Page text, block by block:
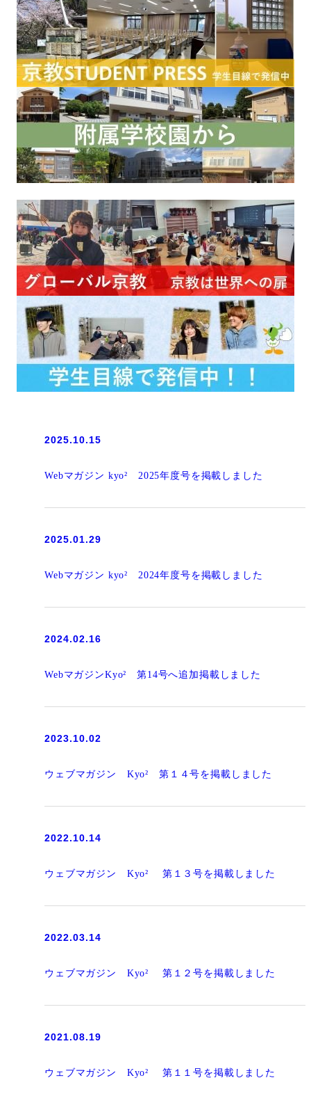
2025.10.15
Webマガジン kyo² 2025年度号を掲載しました
2025.01.29
Webマガジン kyo² 2024年度号を掲載しました
2024.02.16
WebマガジンKyo² 第14号へ追加掲載しました
2023.10.02
ウェブマガジン Kyo² 第１４号を掲載しました
2022.10.14
ウェブマガジン Kyo² 第１３号を掲載しました
2022.03.14
ウェブマガジン Kyo² 第１２号を掲載しました
2021.08.19
ウェブマガジン Kyo² 第１１号を掲載しました